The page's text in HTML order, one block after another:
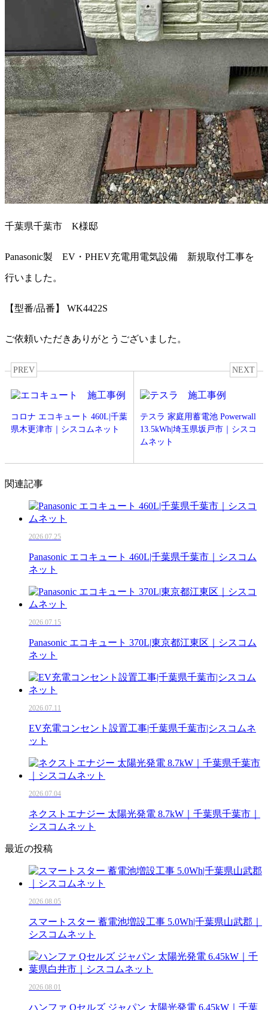
千葉県千葉市 K様邸
Panasonic製 EV・PHEV充電用電気設備 新規取付工事を
行いました。
【型番/品番】 WK4422S
ご依頼いただきありがとうございました。
PREV
コロナ エコキュート 460L|千葉
県木更津市｜シスコムネット
NEXT
テスラ 家庭用蓄電池 Powerwall
13.5kWh|埼玉県坂戸市｜シスコ
ムネット
関連記事
2026.07.25
Panasonic エコキュート 460L|千葉県千葉市｜シスコム
ネット
2026.07.15
Panasonic エコキュート 370L|東京都江東区｜シスコム
ネット
2026.07.11
EV充電コンセント設置工事|千葉県千葉市|シスコムネ
ット
2026.07.04
ネクストエナジー 太陽光発電 8.7kW｜千葉県千葉市｜
シスコムネット
最近の投稿
2026.08.05
スマートスター 蓄電池増設工事 5.0Wh|千葉県山武郡｜
シスコムネット
2026.08.01
ハンファ Qセルズ ジャパン 太陽光発電 6.45kW｜千葉